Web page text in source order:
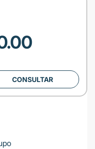
CONSULTAR